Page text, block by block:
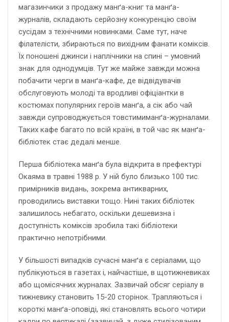
магазинчики з продажу манґа-книг та манґа-
журналів, складають серйозну конкуренцію своїм
сусідам з технічними новинками. Саме тут, наче
філателісти, збираються по вихідним фанати коміксів.
Їх поношені джинси і наплічники на спині – умовний
знак для однодумців. Тут же майже завжди можна
побачити черги в манґа-кафе, де відвідувачів
обслуговують молоді та вродливі офіціантки в
костюмах популярних героїв манґа, а сік або чай
завжди супроводжується товстимиманґа-журналами.
Таких кафе багато по всій країні, в той час як манґа-
бібліотек стає дедалі менше.
Перша бібліотека манґа була відкрита в префектурі
Окаяма в травні 1988 р. У ній було близько 100 тис.
примірників видань, зокрема антикварних,
проводились виставки тощо. Нині таких бібліотек
залишилось небагато, оскільки дешевизна і
доступність коміксів зробила такі бібліотеки
практично непотрібними.
У більшості випадків сучасні манґа є серіалами, що
публікуються в газетах і, найчастіше, в щотижневиках
або щомісячних журналах. Зазвичай обсяг серіалу в
тижневику становить 15-20 сторінок. Трапляються і
короткі манґа-оповіді, які становлять всього чотири